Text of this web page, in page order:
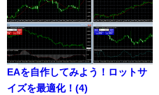
EAを自作してみよう！ロットサ
イズを最適化！(4)